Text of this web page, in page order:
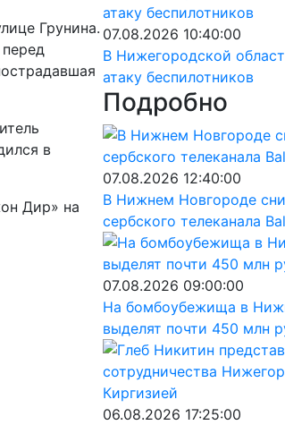
Грунина.
в
Дир» на
07.08.2026 10:40:00
В Нижегородской
атаку беспилотников
Подробно
07.08.2026 12:40:00
В Нижнем Новгороде
сербского телеканала
07.08.2026 09:00:00
На бомбоубежища в
выделят почти 450 млн
06.08.2026 17:25:00